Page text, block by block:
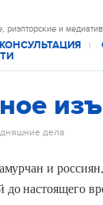
риэлторские и
КОНСУЛЬТАЦИЯ |
дела
и
настоящего